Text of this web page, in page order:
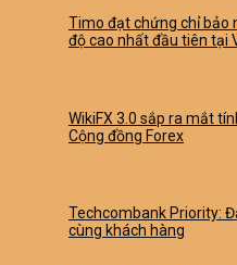
Timo đạt chứng chỉ bảo
độ cao nhất đầu tiên tại
WikiFX 3.0 sắp ra mắt
Cộng đồng Forex
Techcombank Priority:
cùng khách hàng